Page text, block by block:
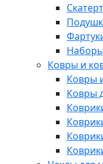
Ковры и
Ковры
Ковры